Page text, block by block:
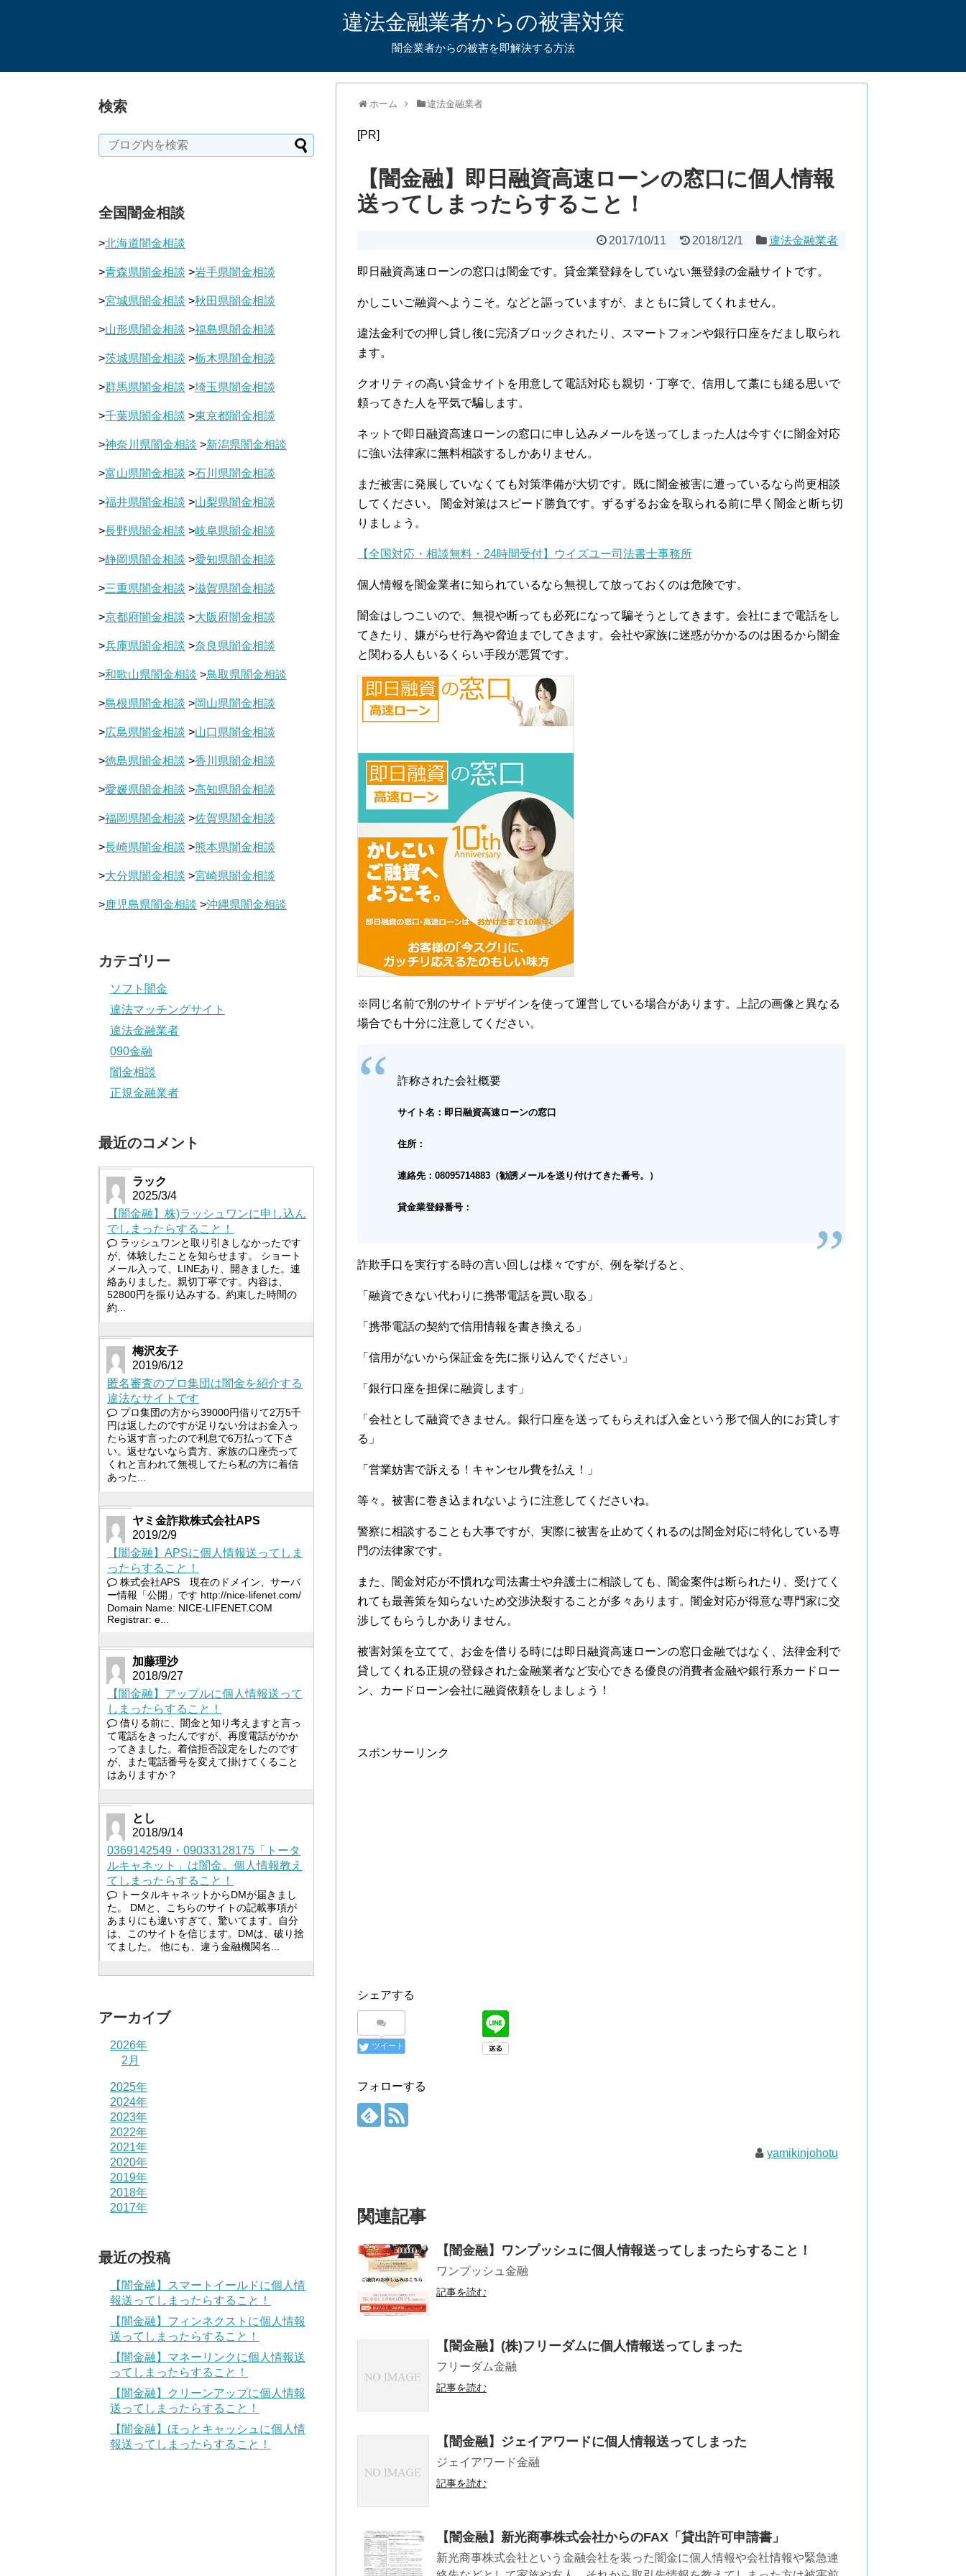
違法金融業者からの被害対策
闇金業者からの被害を即解決する方法
ホーム 違法金融業者
[PR]
【闇金融】即日融資高速ローンの窓口に個人情報
送ってしまったらすること！
2017/10/11 2018/12/1 違法金融業者
即日融資高速ローンの窓口は闇金です。貸金業登録をしていない無登録の金融サイトです。
かしこいご融資へようこそ。などと謳っていますが、まともに貸してくれません。
違法金利での押し貸し後に完済ブロックされたり、スマートフォンや銀行口座をだまし取られ
ます。
クオリティの高い貸金サイトを用意して電話対応も親切・丁寧で、信用して藁にも縋る思いで
頼ってきた人を平気で騙します。
ネットで即日融資高速ローンの窓口に申し込みメールを送ってしまった人は今すぐに闇金対応
に強い法律家に無料相談するしかありません。
まだ被害に発展していなくても対策準備が大切です。既に闇金被害に遭っているなら尚更相談
してください。 闇金対策はスピード勝負です。ずるずるお金を取られる前に早く闇金と断ち切
りましょう。
【全国対応・相談無料・24時間受付】ウイズユー司法書士事務所
個人情報を闇金業者に知られているなら無視して放っておくのは危険です。
闇金はしつこいので、無視や断っても必死になって騙そうとしてきます。会社にまで電話をし
てきたり、嫌がらせ行為や脅迫までしてきます。会社や家族に迷惑がかかるのは困るから闇金
と関わる人もいるくらい手段が悪質です。
※同じ名前で別のサイトデザインを使って運営している場合があります。上記の画像と異なる
場合でも十分に注意してください。
詐称された会社概要
サイト名：即日融資高速ローンの窓口
住所：
連絡先：08095714883（勧誘メールを送り付けてきた番号。）
貸金業登録番号：
詐欺手口を実行する時の言い回しは様々ですが、例を挙げると、
「融資できない代わりに携帯電話を買い取る」
「携帯電話の契約で信用情報を書き換える」
「信用がないから保証金を先に振り込んでください」
「銀行口座を担保に融資します」
「会社として融資できません。銀行口座を送ってもらえれば入金という形で個人的にお貸しす
る」
「営業妨害で訴える！キャンセル費を払え！」
等々。被害に巻き込まれないように注意してくださいね。
警察に相談することも大事ですが、実際に被害を止めてくれるのは闇金対応に特化している専
門の法律家です。
また、闇金対応が不慣れな司法書士や弁護士に相談しても、闇金案件は断られたり、受けてく
れても最善策を知らないため交渉決裂することが多々あります。闇金対応が得意な専門家に交
渉してもらうしかありません。
被害対策を立てて、お金を借りる時には即日融資高速ローンの窓口金融ではなく、法律金利で
貸してくれる正規の登録された金融業者など安心できる優良の消費者金融や銀行系カードロー
ン、カードローン会社に融資依頼をしましょう！
スポンサーリンク
シェアする
ツイート
フォローする
yamikinjohotu
関連記事
【闇金融】ワンプッシュに個人情報送ってしまったらすること！
ワンプッシュ金融
記事を読む
【闇金融】(株)フリーダムに個人情報送ってしまった
フリーダム金融
記事を読む
【闇金融】ジェイアワードに個人情報送ってしまった
ジェイアワード金融
記事を読む
【闇金融】新光商事株式会社からのFAX「貸出許可申請書」
新光商事株式会社という金融会社を装った闇金に個人情報や会社情報や緊急連
検索
全国闇金相談
>北海道闇金相談
>青森県闇金相談 >岩手県闇金相談
>宮城県闇金相談 >秋田県闇金相談
>山形県闇金相談 >福島県闇金相談
>茨城県闇金相談 >栃木県闇金相談
>群馬県闇金相談 >埼玉県闇金相談
>千葉県闇金相談 >東京都闇金相談
>神奈川県闇金相談 >新潟県闇金相談
>富山県闇金相談 >石川県闇金相談
>福井県闇金相談 >山梨県闇金相談
>長野県闇金相談 >岐阜県闇金相談
>静岡県闇金相談 >愛知県闇金相談
>三重県闇金相談 >滋賀県闇金相談
>京都府闇金相談 >大阪府闇金相談
>兵庫県闇金相談 >奈良県闇金相談
>和歌山県闇金相談 >鳥取県闇金相談
>島根県闇金相談 >岡山県闇金相談
>広島県闇金相談 >山口県闇金相談
>徳島県闇金相談 >香川県闇金相談
>愛媛県闇金相談 >高知県闇金相談
>福岡県闇金相談 >佐賀県闇金相談
>長崎県闇金相談 >熊本県闇金相談
>大分県闇金相談 >宮崎県闇金相談
>鹿児島県闇金相談 >沖縄県闇金相談
カテゴリー
ソフト闇金
違法マッチングサイト
違法金融業者
090金融
闇金相談
正規金融業者
最近のコメント
ラック
2025/3/4
【闇金融】株)ラッシュワンに申し込ん
でしまったらすること！
ラッシュワンと取り引きしなかったです
が、体験したことを知らせます。 ショート
メール入って、LINEあり、開きました。連
絡ありました。親切丁寧です。内容は、
52800円を振り込みする。約束した時間の
約...
梅沢友子
2019/6/12
匿名審査のプロ集団は闇金を紹介する
違法なサイトです
プロ集団の方から39000円借りて2万5千
円は返したのですが足りない分はお金入っ
たら返す言ったので利息で6万払って下さ
い。返せないなら貴方、家族の口座売って
くれと言われて無視してたら私の方に着信
あった...
ヤミ金詐欺株式会社APS
2019/2/9
【闇金融】APSに個人情報送ってしま
ったらすること！
株式会社APS 現在のドメイン、サーバ
ー情報「公開」です http://nice-lifenet.com/
Domain Name: NICE-LIFENET.COM
Registrar: e...
加藤理沙
2018/9/27
【闇金融】アップルに個人情報送って
しまったらすること！
借りる前に、闇金と知り考えますと言っ
て電話をきったんですが、再度電話がかか
ってきました。着信拒否設定をしたのです
が、また電話番号を変えて掛けてくること
はありますか？
とし
2018/9/14
0369142549・09033128175「トータ
ルキャネット」は闇金。個人情報教え
てしまったらすること！
トータルキャネットからDMが届きまし
た。 DMと、こちらのサイトの記載事項が
あまりにも違いすぎて、驚いてます。自分
は、このサイトを信じます。DMは、破り捨
てました。 他にも、違う金融機関名...
アーカイブ
2026年
2月
2025年
2024年
2023年
2022年
2021年
2020年
2019年
2018年
2017年
最近の投稿
【闇金融】スマートイールドに個人情
報送ってしまったらすること！
【闇金融】フィンネクストに個人情報
送ってしまったらすること！
【闇金融】マネーリンクに個人情報送
ってしまったらすること！
【闇金融】クリーンアップに個人情報
送ってしまったらすること！
【闇金融】ほっとキャッシュに個人情
報送ってしまったらすること！